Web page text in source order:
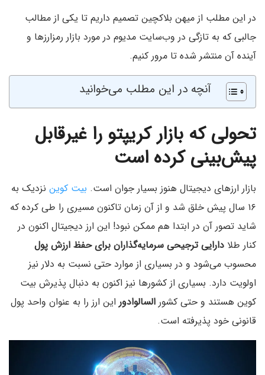
در این مطلب از میهن بلاکچین تصمیم داریم تا یکی از مطالب
جالبی که به تازگی در وب‌سایت مدیوم در مورد بازار رمزارزها و
آینده آن منتشر شده تا مرور کنیم.
آنچه در این مطلب می‌خوانید
تحولی که بازار کریپتو را غیرقابل
پیش‌بینی کرده است
بازار ارزهای دیجیتال هنوز بسیار جوان است. بیت کوین نزدیک به
۱۶ سال پیش خلق شد و از آن زمان تاکنون مسیری را طی کرده که
شاید تصور آن در ابتدا هم ممکن نبود! این ارز دیجیتال اکنون در
کنار طلا دارایی ترجیحی سرمایه‌گذاران برای حفظ ارزش پول
محسوب می‌شود و در بسیاری از موارد حتی نسبت به دلار نیز
اولویت دارد. بسیاری از کشورها نیز اکنون به دنبال پذیرش بیت
کوین هستند و حتی کشور السالوادور این ارز را به عنوان واحد پول
قانونی خود پذیرفته است.